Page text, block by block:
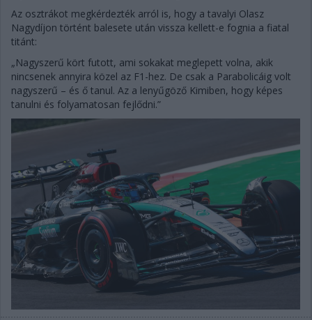
Az osztrákot megkérdezték arról is, hogy a tavalyi Olasz
Nagydíjon történt balesete után vissza kellett-e fognia a fiatal
titánt:
„Nagyszerű kört futott, ami sokakat meglepett volna, akik
nincsenek annyira közel az F1-hez. De csak a Parabolicáig volt
nagyszerű – és ő tanul. Az a lenyűgöző Kimiben, hogy képes
tanulni és folyamatosan fejlődni.”